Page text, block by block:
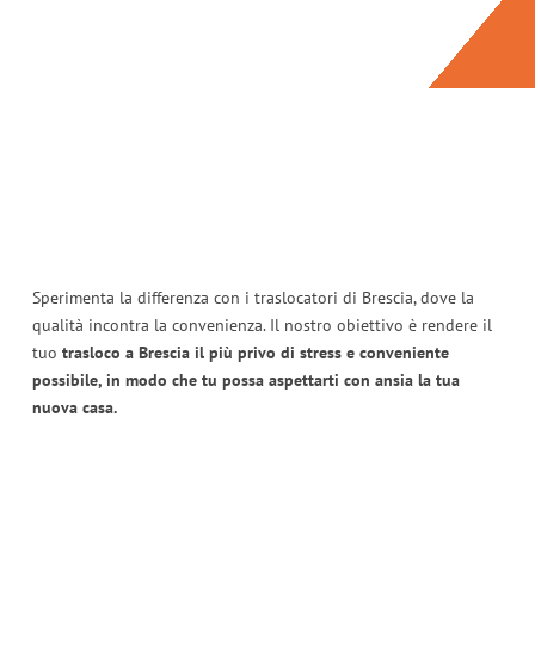
Sperimenta la differenza con i traslocatori di Brescia, dove la
qualità incontra la convenienza. Il nostro obiettivo è rendere il
tuo trasloco a Brescia il più privo di stress e conveniente
possibile, in modo che tu possa aspettarti con ansia la tua
nuova casa.